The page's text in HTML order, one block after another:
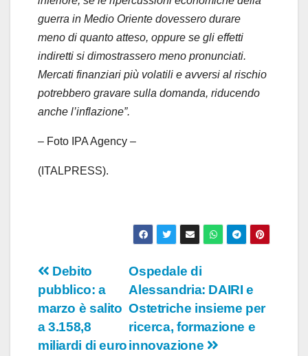
guerra in Medio Oriente dovessero durare
meno di quanto atteso, oppure se gli effetti
indiretti si dimostrassero meno pronunciati.
Mercati finanziari più volatili e avversi al rischio
potrebbero gravare sulla domanda, riducendo
anche l’inflazione”.
– Foto IPA Agency –
(ITALPRESS).
Navigazione
articoli
Ospedale di
Alessandria: DAIRI e
Ostetriche insieme per
ricerca, formazione e
innovazione
Debito
pubblico: a
marzo è salito
a 3.158,8
miliardi di euro